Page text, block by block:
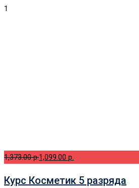
1
1,373.00 p.1,099.00 p.
Курс Косметик 5 разряда